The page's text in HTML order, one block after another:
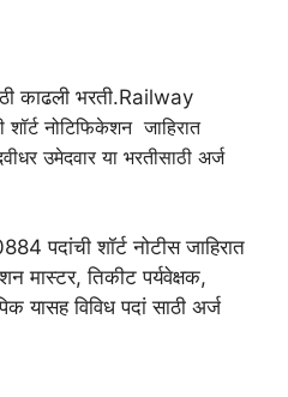
काढली भरती.Railway
शॉर्ट नोटिफिकेशन जाहिरात
उमेदवार या भरतीसाठी अर्ज
पदांची शॉर्ट नोटीस जाहिरात
मास्टर, तिकीट पर्यवेक्षक,
यासह विविध पदां साठी अर्ज